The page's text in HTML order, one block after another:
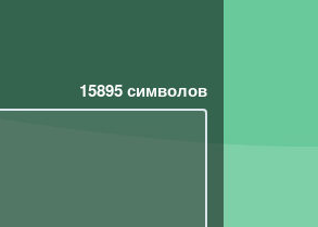
15895символов